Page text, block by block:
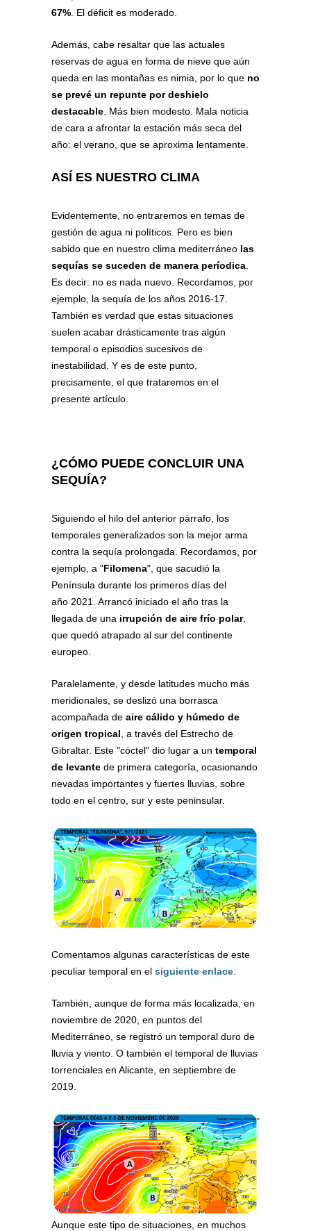
67%. El déficit es moderado.
Además, cabe resaltar que las actuales
reservas de agua en forma de nieve que aún
queda en las montañas es nimia, por lo que no
se prevé un repunte por deshielo
destacable. Más bien modesto. Mala noticia
de cara a afrontar la estación más seca del
año: el verano, que se aproxima lentamente.
ASÍ ES NUESTRO CLIMA
Evidentemente, no entraremos en temas de
gestión de agua ni políticos. Pero es bien
sabido que en nuestro clima mediterráneo las
sequías se suceden de manera períodica.
Es decir: no es nada nuevo. Recordamos, por
ejemplo, la sequía de los años 2016-17.
También es verdad que estas situaciones
suelen acabar drásticamente tras algún
temporal o episodios sucesivos de
inestabilidad. Y es de este punto,
precisamente, el que trataremos en el
presente artículo.
¿CÓMO PUEDE CONCLUIR UNA
SEQUÍA?
Siguiendo el hilo del anterior párrafo, los
temporales generalizados son la mejor arma
contra la sequía prolongada. Recordamos, por
ejemplo, a "Filomena", que sacudió la
Península durante los primeros días del
año 2021. Arrancó iniciado el año tras la
llegada de una irrupción de aire frío polar,
que quedó atrapado al sur del continente
europeo.
Paralelamente, y desde latitudes mucho más
meridionales, se deslizó una borrasca
acompañada de aire cálido y húmedo de
origen tropical, a través del Estrecho de
Gibraltar. Este "cóctel" dio lugar a un temporal
de levante de primera categoría, ocasionando
nevadas importantes y fuertes lluvias, sobre
todo en el centro, sur y este peninsular.
Comentamos algunas características de este
peculiar temporal en el siguiente enlace
También, aunque de forma más localizada, en
noviembre de 2020, en puntos del
Mediterráneo, se registró un temporal duro de
lluvia y viento. O también el temporal de lluvias
torrenciales en Alicante, en septiembre de
2019.
Aunque este tipo de situaciones, en muchos